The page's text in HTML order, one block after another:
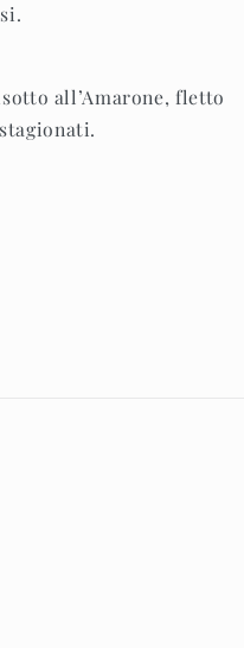
all’Amarone, fletto